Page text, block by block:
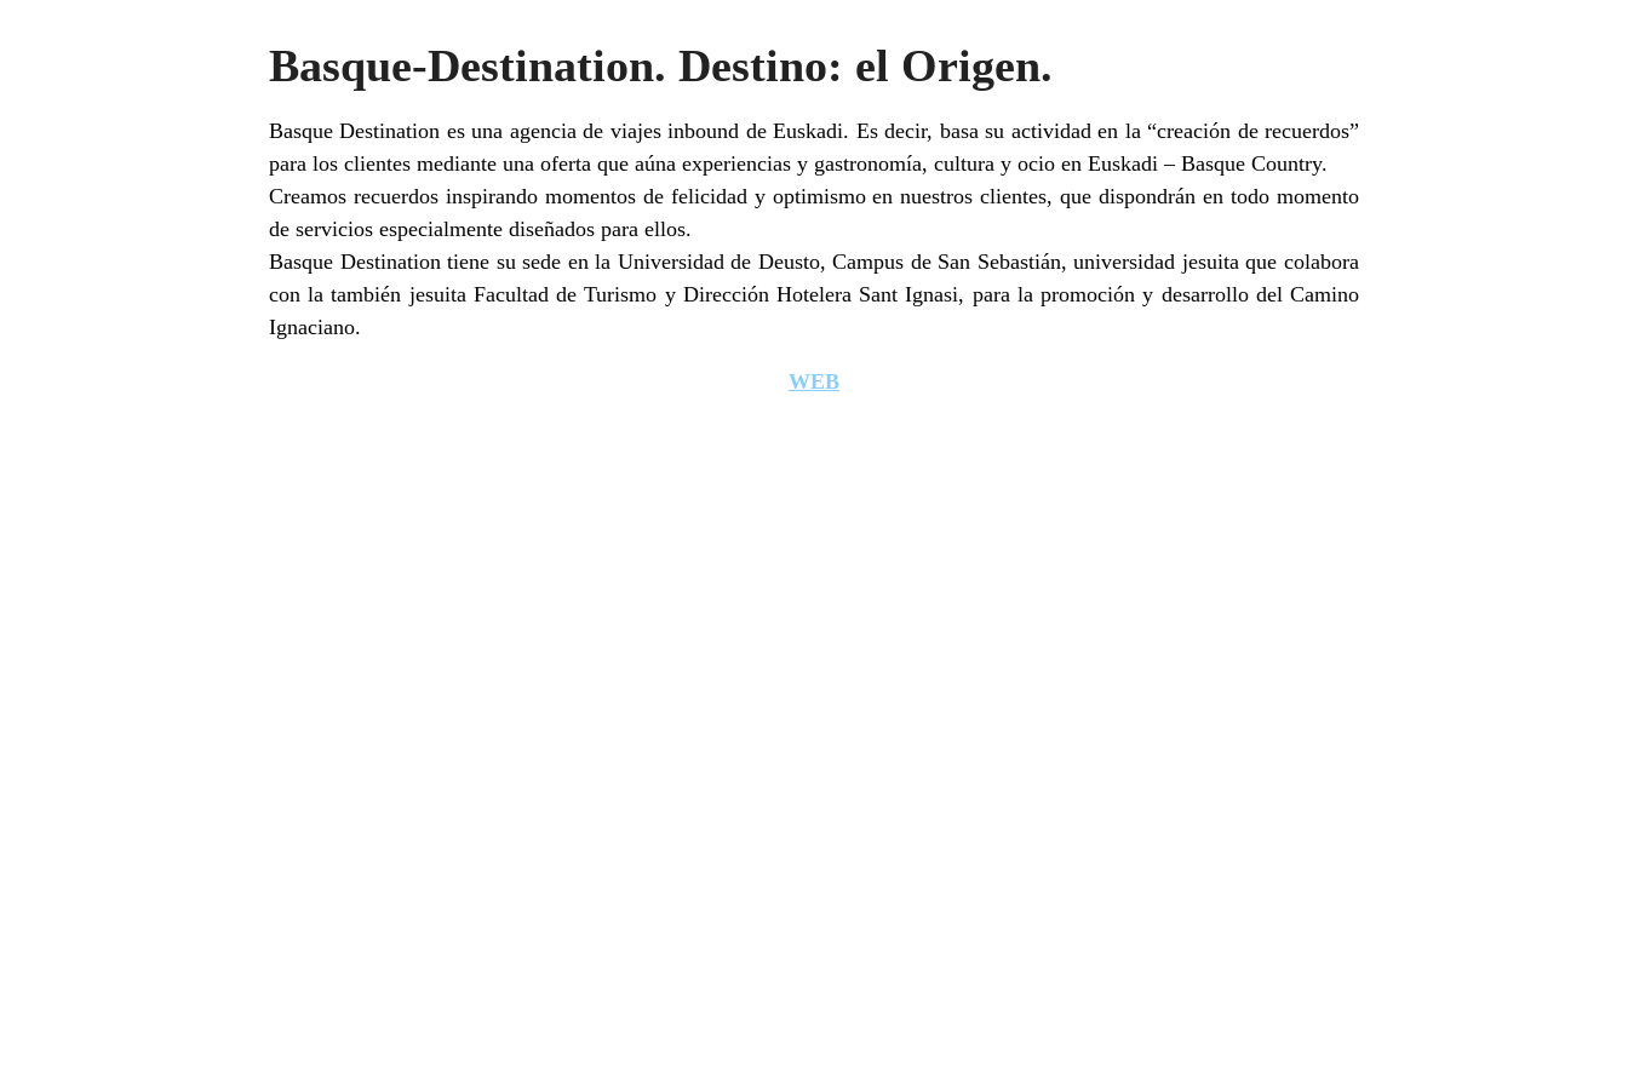
Basque-Destination. Destino: el Origen.
Basque Destination es una agencia de viajes inbound de Euskadi. Es decir, basa su actividad en la “creación de recuerdos”
para los clientes mediante una oferta que aúna experiencias y gastronomía, cultura y ocio en Euskadi – Basque Country.
Creamos recuerdos inspirando momentos de felicidad y optimismo en nuestros clientes, que dispondrán en todo momento
de servicios especialmente diseñados para ellos.
Basque Destination tiene su sede en la Universidad de Deusto, Campus de San Sebastián, universidad jesuita que colabora
con la también jesuita Facultad de Turismo y Dirección Hotelera Sant Ignasi, para la promoción y desarrollo del Camino
Ignaciano.
WEB